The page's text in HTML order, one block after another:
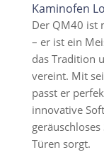
Kaminofen
Der QM40 ist
– er ist ein
das Tradition
vereint. Mit
passt er
innovative
Türen sorgt.